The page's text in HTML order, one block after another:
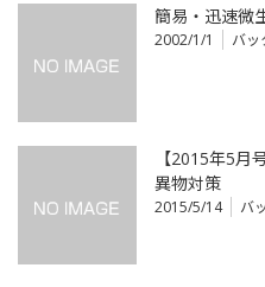
簡易・迅速微
2002/1/1 バッ
【2015年5月
異物対策
2015/5/14 バ